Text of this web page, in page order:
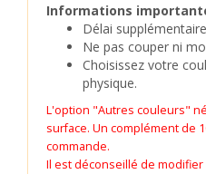
Informations
Délai
Ne pas couper ni
Choisissez votre
physique.
L'option "Autres couleurs"
surface. Un complément de
commande.
Il est déconseillé de